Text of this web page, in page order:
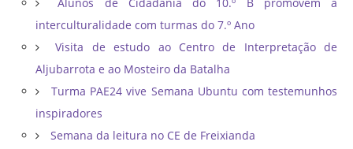
Alunos de Cidadania do 10.º B promovem a
interculturalidade com turmas do 7.º Ano
Visita de estudo ao Centro de Interpretação de
Aljubarrota e ao Mosteiro da Batalha
Turma PAE24 vive Semana Ubuntu com testemunhos
inspiradores
Semana da leitura no CE de Freixianda